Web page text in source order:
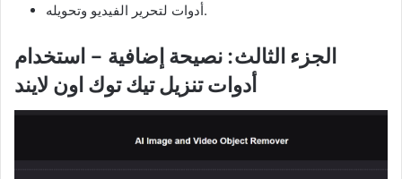
أدوات لتحرير الفيديو وتحويله.
الجزء الثالث: نصيحة إضافية – استخدام
أدوات تنزيل تيك توك اون لايند